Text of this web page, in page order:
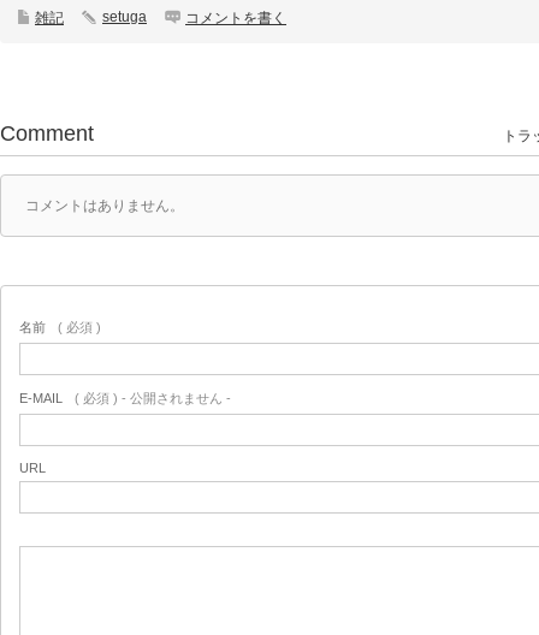
雑記 setuga コメントを書く
Comment トラ
コメントはありません。
名前 ( 必須 )
E-MAIL ( 必須 ) - 公開されません -
URL